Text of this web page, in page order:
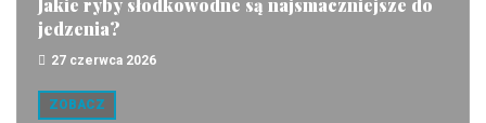
Jakie ryby słodkowodne są najsmaczniejsze do
jedzenia?
27 czerwca 2026
ZOBACZ